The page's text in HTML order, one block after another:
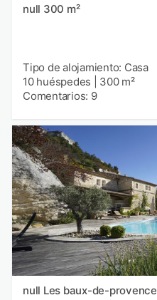
null 300 m²
Tipo de alojamiento: Casa
10 huéspedes
300 m²
Comentarios: 9
null Les baux-de-provence